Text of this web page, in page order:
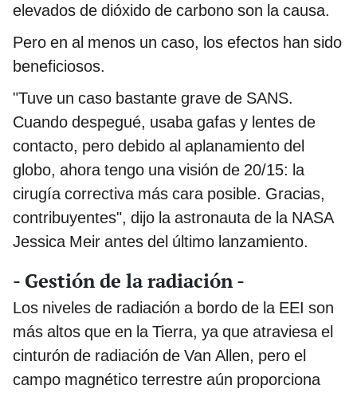
elevados de dióxido de carbono son la causa.
Pero en al menos un caso, los efectos han sido
beneficiosos.
"Tuve un caso bastante grave de SANS.
Cuando despegué, usaba gafas y lentes de
contacto, pero debido al aplanamiento del
globo, ahora tengo una visión de 20/15: la
cirugía correctiva más cara posible. Gracias,
contribuyentes", dijo la astronauta de la NASA
Jessica Meir antes del último lanzamiento.
- Gestión de la radiación -
Los niveles de radiación a bordo de la EEI son
más altos que en la Tierra, ya que atraviesa el
cinturón de radiación de Van Allen, pero el
campo magnético terrestre aún proporciona